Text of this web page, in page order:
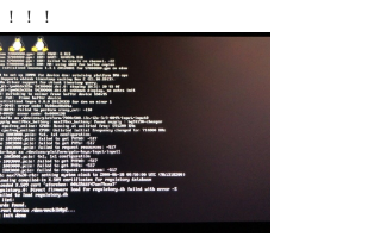
！！